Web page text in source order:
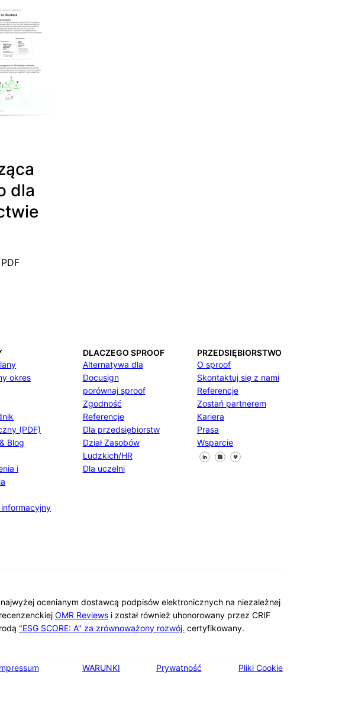
dla
okres
(PDF)
Blog
i
DLACZEGO SPROOF
Alternatywa dla
Docusign
porównaj sproof
Zgodność
Referencje
Dla przedsiębiorstw
Dział Zasobów
Ludzkich/HR
Dla uczelni
PRZEDSIĘBIORSTWO
O sproof
Skontaktuj się z nami
Referencje
Zostań partnerem
Kariera
Prasa
Wsparcie
Śledź nas na Facebooku
Śledź nas na X
Śledź nas na LinkedIn
ocenianym dostawcą podpisów elektronicznych na niezależnej
OMR Reviews i został również uhonorowany przez CRIF
"ESG SCORE: A" za zrównoważony rozwój. certyfikowany.
WARUNKI Prywatność Pliki Cookie